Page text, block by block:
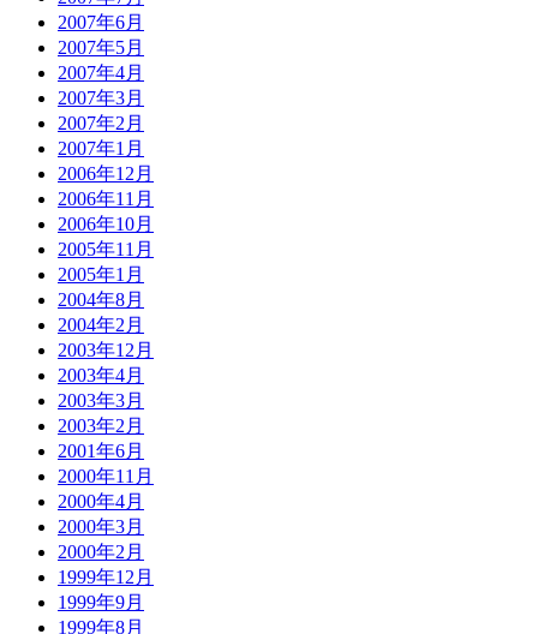
2007年6月
2007年5月
2007年4月
2007年3月
2007年2月
2007年1月
2006年12月
2006年11月
2006年10月
2005年11月
2005年1月
2004年8月
2004年2月
2003年12月
2003年4月
2003年3月
2003年2月
2001年6月
2000年11月
2000年4月
2000年3月
2000年2月
1999年12月
1999年9月
1999年8月